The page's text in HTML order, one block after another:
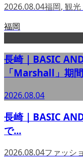
2026.08.04福岡, 観
福岡
長崎｜BASIC
「Marshall」期
2026.08.04
長崎｜BASIC
で...
2026.08.04ファッシ